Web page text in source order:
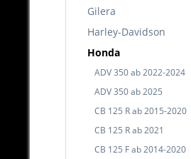
Gilera
Harley-Davidson
Honda
ADV 350 ab 2022-2024
ADV 350 ab 2025
CB 125 R ab 2015-2020
CB 125 R ab 2021
CB 125 F ab 2014-2020